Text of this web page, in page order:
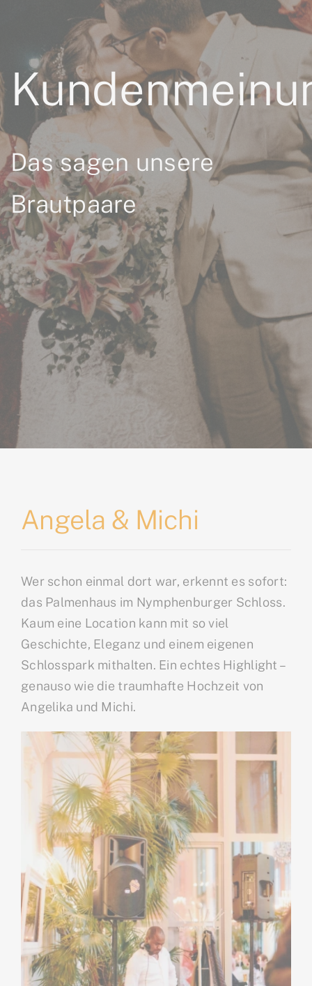
Das sagen unsere
Brautpaare
Angela & Michi
Wer schon einmal dort war, erkennt es sofort:
das Palmenhaus im Nymphenburger Schloss.
Kaum eine Location kann mit so viel
Geschichte, Eleganz und einem eigenen
Schlosspark mithalten. Ein echtes Highlight –
genauso wie die traumhafte Hochzeit von
Angelika und Michi.